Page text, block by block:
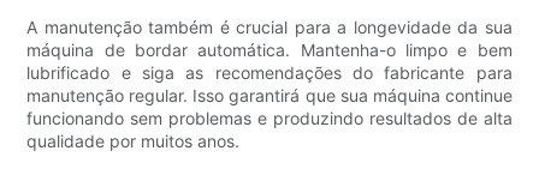
A manutenção também é crucial para a longevidade da sua
máquina de bordar automática. Mantenha-o limpo e bem
lubrificado e siga as recomendações do fabricante para
manutenção regular. Isso garantirá que sua máquina continue
funcionando sem problemas e produzindo resultados de alta
qualidade por muitos anos.